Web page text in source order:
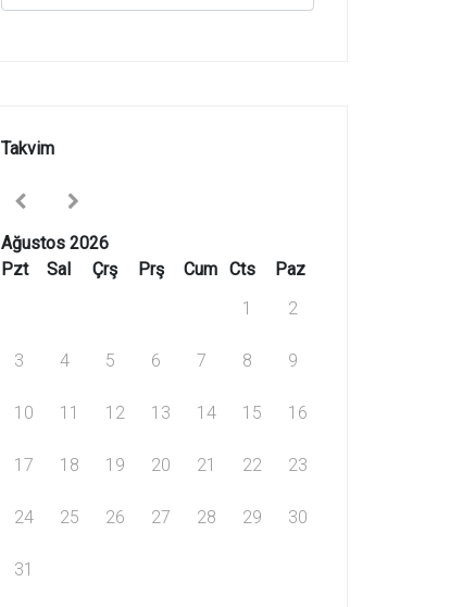
Takvim
Ağustos 2026
Pzt
Sal Çrş Prş Cum Cts
Paz
1
2
3 4 5 6 7 8 9
10 11 12 13 14 15 16
17 18 19 20 21 22 23
24 25 26 27 28 29 30
31